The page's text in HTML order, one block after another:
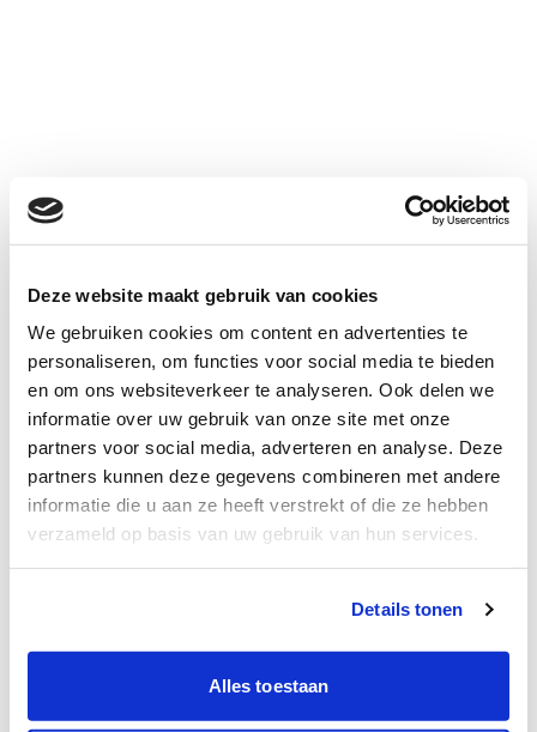
Deze website maakt gebruik van cookies
We gebruiken cookies om content en advertenties te
personaliseren, om functies voor social media te bieden
en om ons websiteverkeer te analyseren. Ook delen we
informatie over uw gebruik van onze site met onze
partners voor social media, adverteren en analyse. Deze
partners kunnen deze gegevens combineren met andere
informatie die u aan ze heeft verstrekt of die ze hebben
verzameld op basis van uw gebruik van hun services.
Details tonen
Alles toestaan